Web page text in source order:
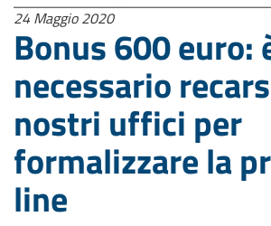
24 Maggio 2020
Bonus 600 euro:
necessario
nostri uffici per
formalizzare la
line